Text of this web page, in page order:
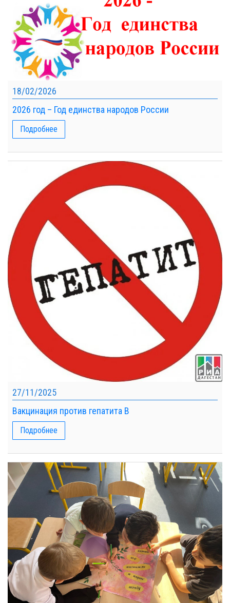
18/02/2026
2026 год – Год единства народов России
Подробнее
27/11/2025
Вакцинация против гепатита В
Подробнее